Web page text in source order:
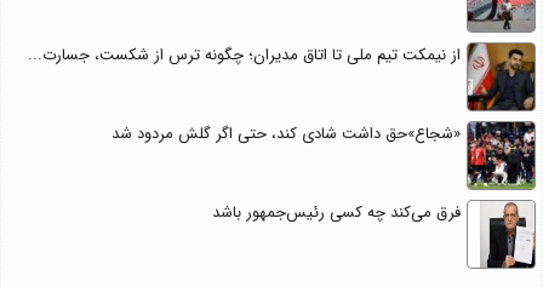
از نیمکت تیم ملی تا اتاق مدیران؛ چگونه ترس از شکست، جسارت...
«شجاع»حق داشت شادی کند، حتی اگر گلش مردود شد
فرق می‌کند چه کسی رئیس‌جمهور باشد